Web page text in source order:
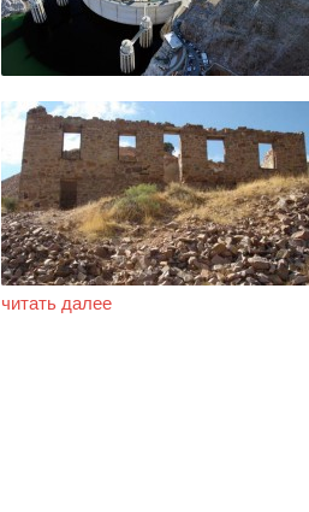
читать далее